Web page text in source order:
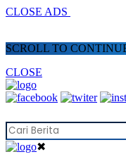
CLOSE ADS
SCROLL TO
CLOSE
✖